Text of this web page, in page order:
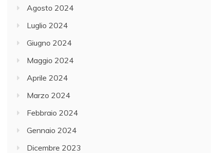
Agosto 2024
Luglio 2024
Giugno 2024
Maggio 2024
Aprile 2024
Marzo 2024
Febbraio 2024
Gennaio 2024
Dicembre 2023